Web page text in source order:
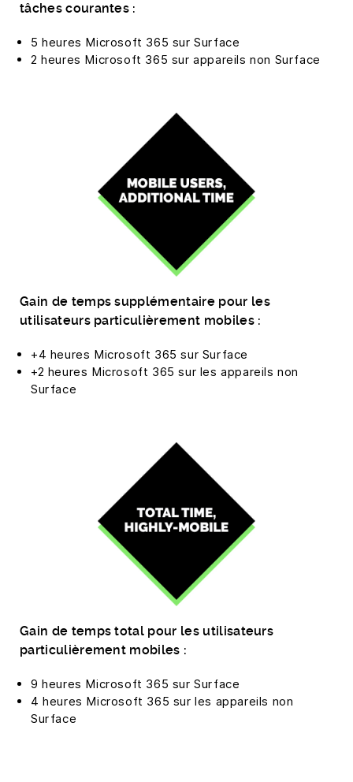
tâches courantes :
5 heures Microsoft 365 sur Surface
2 heures Microsoft 365 sur appareils non Surface
Gain de temps supplémentaire pour les
utilisateurs particulièrement mobiles :
+4 heures Microsoft 365 sur Surface
+2 heures Microsoft 365 sur les appareils non
Surface
Gain de temps total pour les utilisateurs
particulièrement mobiles :
9 heures Microsoft 365 sur Surface
4 heures Microsoft 365 sur les appareils non
Surface